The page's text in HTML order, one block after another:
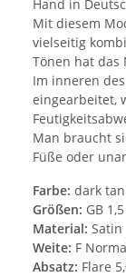
Hand in
Mit diesem
vielseitig
Tönen hat das
Im inneren
eingearbeitet,
Man braucht
Füße oder
Farbe: dark
Größen: GB
Material: Satin
Weite: F
Absatz: Flare